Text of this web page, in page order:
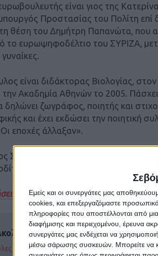
Εμείς και οι συνεργάτες μας
cookies, και επεξεργαζόμαστε
πληροφορίες που αποστέλλονται από μια
διαφήμισης και περιεχομένου, έρευνα
συνεργάτες μας ενδέχεται να
μέσω σάρωσης συσκευών. Μπορείτε να
είναι γιος της
Προστασίας του Πολίτη επί
θέση του Δημήτρη Παπανώτα, που
το ευρωψηφοδέλτιο του ΣΥΡΙΖΑ,
είναι διδάκτορας Βιολογίας,
Ακαδημία Αθηνών το 2005.
ζωγράφος, ποιητής και
και έχει εκδώσει την ποιητική
εποχές άλλαξαν».
Σιδηρόπουλος μένει στην Αγία
Είναι απόφοιτος του Τμήματος
Σήμερα
την εφημερίδα ΝΕΟΣ
οι εξελίξεις στην περιοχή της Καρδίτσας